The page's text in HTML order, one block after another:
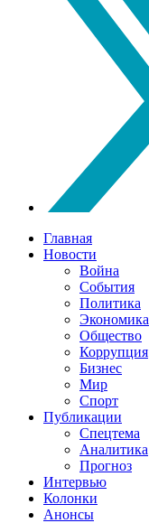
Главная
Новости
Война
События
Политика
Экономика
Общество
Коррупция
Бизнес
Мир
Спорт
Публикации
Спецтема
Аналитика
Прогноз
Интервью
Колонки
Анонсы